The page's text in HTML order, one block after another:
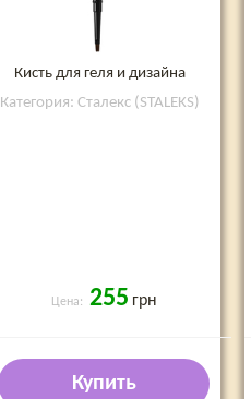
Кисть для геля и дизайна
Категория: Сталекс (STALEKS)
Цена: 255 грн
Купить